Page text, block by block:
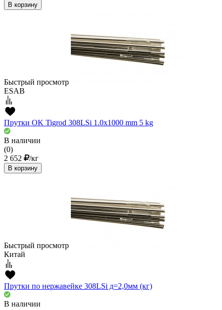
В корзину
Быстрый просмотр
ESAB
Прутки OK Tigrod 308LSi 1.0x1000 mm 5 kg
В наличии
(0)
2 652
/кг
В корзину
Быстрый просмотр
Китай
Прутки по нержавейке 308LSi д=2,0мм (кг)
В наличии